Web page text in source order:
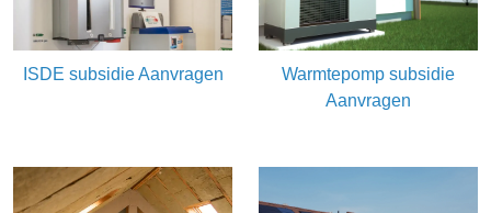
ISDE subsidie Aanvragen
Warmtepomp subsidie
Aanvragen